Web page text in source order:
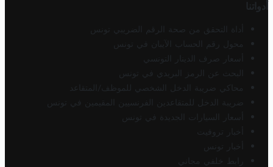
أدواتنا
أداة التحقق من صحة الرقم الضريبي تونس
محول رقم الحساب الآيبان في تونس
أسعار صرف الدينار التونسي
البحث عن الرمز البريدي في تونس
محاكي ضريبة الدخل الشخصي للموظف/المتقاعد
ضريبة الدخل للمتقاعدين الفرنسيين المقيمين في تونس
أسعار السيارات الجديدة في تونس
أخبار تروفيت
أخبار تونس
رابط خلفي مجاني